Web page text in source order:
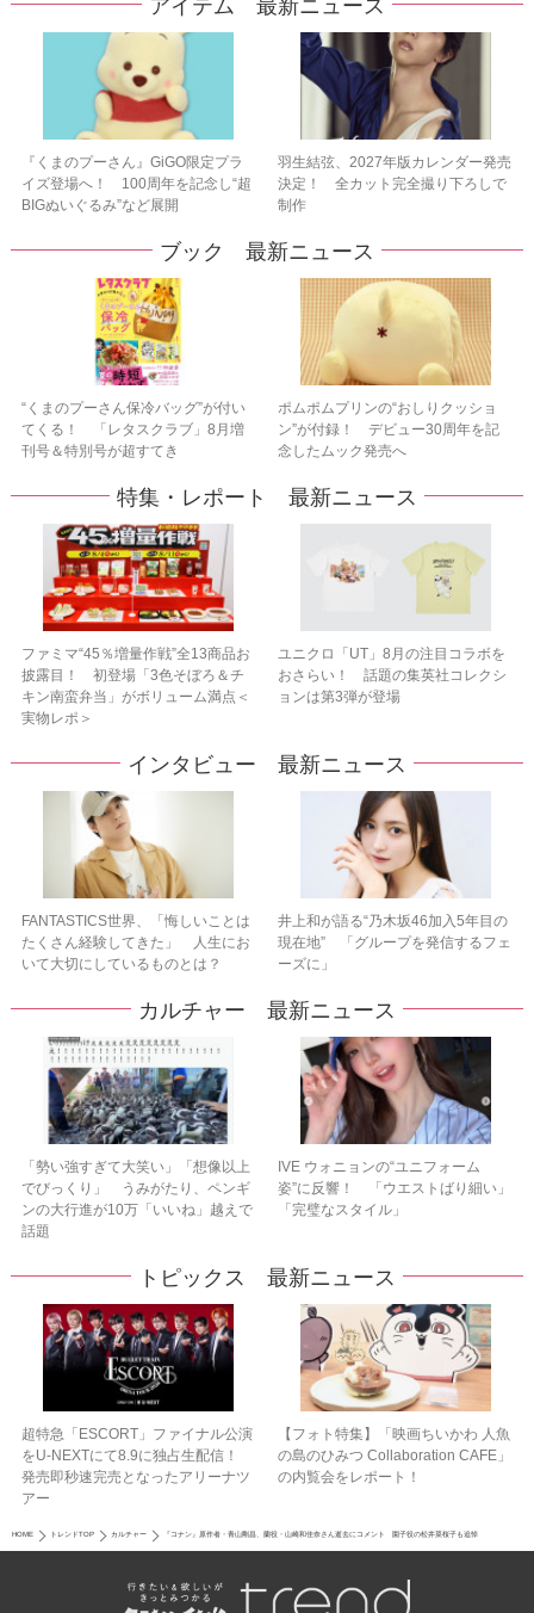
アイテム 最新ニュース
『くまのプーさん』GiGO限定プラ
イズ登場へ！ 100周年を記念し“超
BIGぬいぐるみ”など展開
羽生結弦、2027年版カレンダー発売
決定！ 全カット完全撮り下ろしで
制作
ブック 最新ニュース
“くまのプーさん保冷バッグ”が付い
てくる！ 「レタスクラブ」8月増
刊号＆特別号が超すてき
ポムポムプリンの“おしりクッショ
ン”が付録！ デビュー30周年を記
念したムック発売へ
特集・レポート 最新ニュース
ファミマ“45％増量作戦”全13商品お
披露目！ 初登場「3色そぼろ＆チ
キン南蛮弁当」がボリューム満点＜
実物レポ＞
ユニクロ「UT」8月の注目コラボを
おさらい！ 話題の集英社コレクシ
ョンは第3弾が登場
インタビュー 最新ニュース
FANTASTICS世界、「悔しいことは
たくさん経験してきた」 人生にお
いて大切にしているものとは？
井上和が語る“乃木坂46加入5年目の
現在地” 「グループを発信するフェ
ーズに」
カルチャー 最新ニュース
「勢い強すぎて大笑い」「想像以上
でびっくり」 うみがたり、ペンギ
ンの大行進が10万「いいね」越えで
話題
IVE ウォニョンの“ユニフォーム
姿”に反響！ 「ウエストばり細い」
「完璧なスタイル」
トピックス 最新ニュース
超特急「ESCORT」ファイナル公演
をU-NEXTにて8.9に独占生配信！
発売即秒速完売となったアリーナツ
アー
【フォト特集】「映画ちいかわ 人魚
の島のひみつ Collaboration CAFE」
の内覧会をレポート！
HOME トレンドTOP カルチャー 『コナン』原作者・青山剛昌、蘭役・山崎和佳奈さん逝去にコメント 園子役の松井菜桜子も追悼